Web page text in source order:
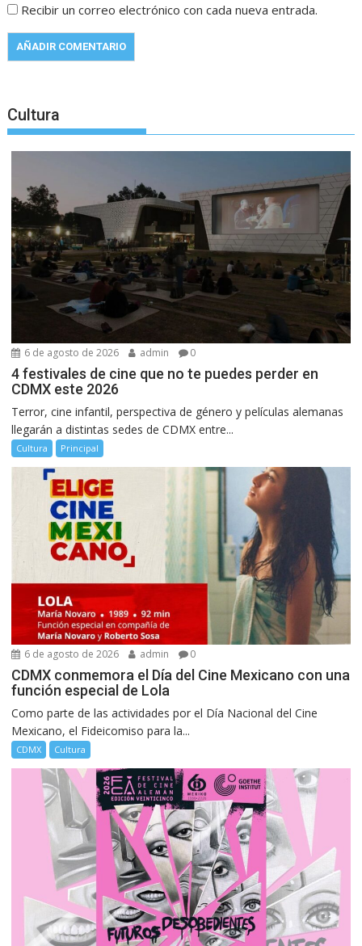
Recibir un correo electrónico con cada nueva entrada.
Cultura
6 de agosto de 2026 admin 0
4 festivales de cine que no te puedes perder en
CDMX este 2026
Terror, cine infantil, perspectiva de género y películas alemanas
llegarán a distintas sedes de CDMX entre...
Cultura Principal
6 de agosto de 2026 admin 0
CDMX conmemora el Día del Cine Mexicano con una
función especial de Lola
Como parte de las actividades por el Día Nacional del Cine
Mexicano, el Fideicomiso para la...
CDMX Cultura